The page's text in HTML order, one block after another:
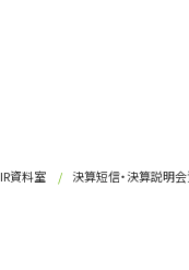
IR資料室 決算短信・決算説明